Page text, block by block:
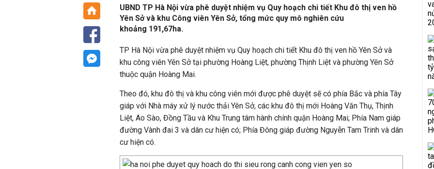
UBND TP Hà Nội vừa phê duyệt nhiệm vụ Quy hoạch chi tiết Khu đô thị ven hồ
Yên Sở và khu Công viên Yên Sở, tổng mức quy mô nghiên cứu
khoảng 191,67ha.
TP Hà Nội vừa phê duyệt nhiệm vụ Quy hoạch chi tiết Khu đô thị ven hồ Yên Sở và
khu công viên Yên Sở tại phường Hoàng Liệt, phường Thịnh Liệt và phường Yên Sở
thuộc quận Hoàng Mai.
Theo đó, khu đô thị và khu công viên mới được phê duyệt sẽ có phía Bắc và phía Tây
giáp với Nhà máy xử lý nước thải Yên Sở, các khu đô thị mới Hoàng Văn Thụ, Thịnh
Liệt, Ao Sào, Đồng Tầu và Khu Trung tâm hành chính quận Hoàng Mai; Phía Nam giáp
đường Vành đai 3 và dân cư hiện có; Phía Đông giáp đường Nguyễn Tam Trinh và dân
cư hiện có.